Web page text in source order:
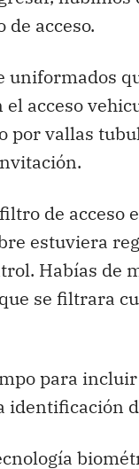
acceso.
uniformados
acceso
por vallas
de acceso
estuviera
Habías de
se filtrara
para
identificación